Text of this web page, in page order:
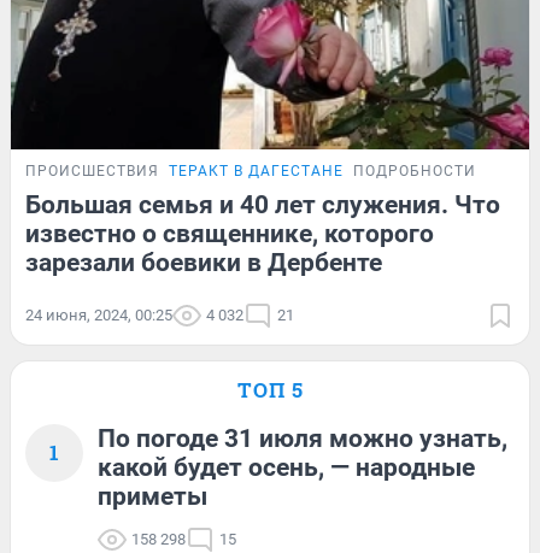
ПРОИСШЕСТВИЯ ТЕРАКТ В ДАГЕСТАНЕ ПОДРОБНОСТИ
Большая семья и 40 лет служения. Что
известно о священнике, которого
зарезали боевики в Дербенте
24 июня, 2024, 00:25 4 032 21
ТОП 5
1
По погоде 31 июля можно узнать,
какой будет осень, — народные
приметы
158 298 15